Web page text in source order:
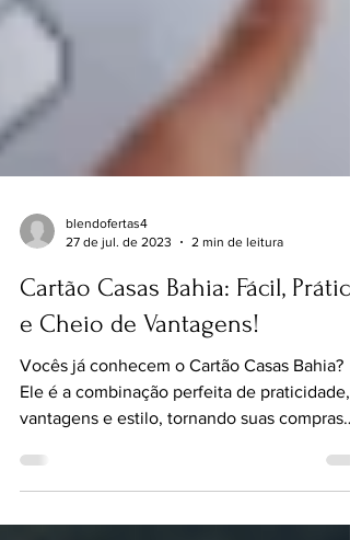
blendofertas4
27 de jul. de 2023
2 min de leitura
Cartão Casas Bahia: Fácil, Prático
e Cheio de Vantagens!
Vocês já conhecem o Cartão Casas Bahia?
Ele é a combinação perfeita de praticidade,